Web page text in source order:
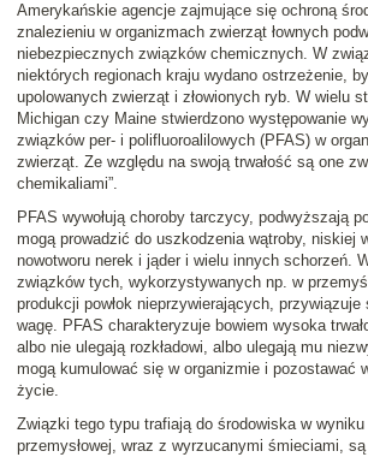
Amerykańskie agencje zajmujące się ochroną
znalezieniu w organizmach zwierząt łownych
niebezpiecznych związków chemicznych. W
niektórych regionach kraju wydano ostrzeżenie,
upolowanych zwierząt i złowionych ryb. W wielu
Michigan czy Maine stwierdzono występowanie
związków per- i polifluoroalilowych (PFAS) w
zwierząt. Ze względu na swoją trwałość są one
chemikaliami”.
PFAS wywołują choroby tarczycy, podwyższają
mogą prowadzić do uszkodzenia wątroby, niskiej
nowotworu nerek i jąder i wielu innych schorzeń.
związków tych, wykorzystywanych np. w
produkcji powłok nieprzywierających,
wagę. PFAS charakteryzuje bowiem wysoka
albo nie ulegają rozkładowi, albo ulegają mu
mogą kumulować się w organizmie i pozostawać
życie.
Związki tego typu trafiają do środowiska w wyniku
przemysłowej, wraz z wyrzucanymi śmieciami,